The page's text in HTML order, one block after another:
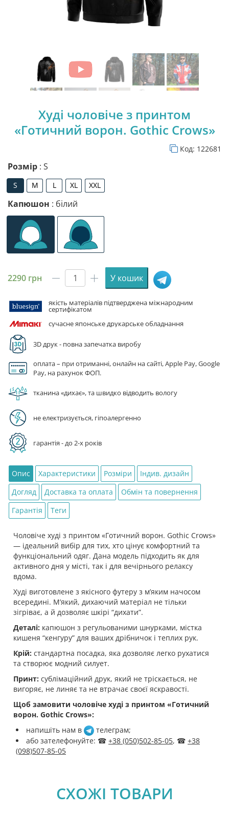
Худі чоловіче з принтом
«Готичний ворон. Gothic Crows»
Код: 122681
Розмір : S
S
S
M
M
L
L
XL
XL
XXL
XXL
Капюшон : білий
2290 грн
Худі
з
«Готичний
Crows»
кількість
У кошик
якість матеріалів підтверджена міжнародним
сертифікатом
сучасне японське друкарське обладнання
3D друк - повна запечатка виробу
оплата – при отриманні, онлайн на сайті, Apple Pay, Google
Pay, на рахунок ФОП.
тканина «дихає», та швидко відводить вологу
не електризується, гіпоалергенно
гарантія - до 2-х років
Опис Характеристики Розміри
Індив. дизайн
Догляд
Доставка та оплата
Обмін та повернення
Гарантія
Теги
Чоловіче худі з принтом «Готичний ворон. Gothic Crows»
— ідеальний вибір для тих, хто цінує комфортний та
функціональний одяг. Дана модель підходить як для
активного дня у місті, так і для вечірнього релаксу
вдома.
Худі виготовлене з якісного футеру з м’яким начосом
всередині. М’який, дихаючий матеріал не тільки
зігріває, а й дозволяє шкірі “дихати”.
Деталі: капюшон з регульованими шнурками, містка
кишеня “кенгуру” для ваших дрібничок і теплих рук.
Крій: стандартна посадка, яка дозволяє легко рухатися
та створює модний силует.
Принт: сублімаційний друк, який не тріскається, не
вигоряє, не линяє та не втрачає своєї яскравості.
Щоб замовити чоловіче худі з принтом «Готичний
ворон. Gothic Crows»:
напишіть нам в
телеграм;
або зателефонуйте: ☎ +38 (050)502-85-05, ☎ +38
(098)507-85-05
СХОЖІ ТОВАРИ